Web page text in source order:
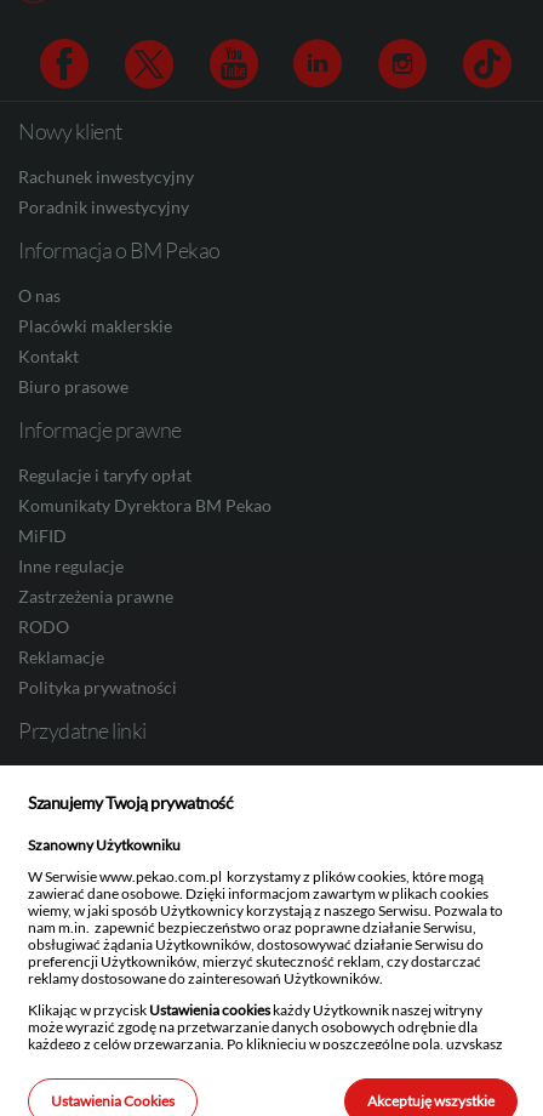
TRY
ILS
Facebook
Nowy klient
Rachunek inwestycyjny
Poradnik inwestycyjny
Informacja o BM Pekao
O nas
Placówki maklerskie
Kontakt
Biuro prasowe
Informacje prawne
Regulacje i taryfy opłat
Komunikaty Dyrektora BM Pekao
MiFID
Inne regulacje
Zastrzeżenia prawne
RODO
Reklamacje
Polityka prywatności
Przydatne linki
Obligacje Skarbowe
Pekao Investment Banking
Pekao TFI
Ustawienia newslettera
Warszawa, wpisany do rejestru przedsiębiorców w Sądzie Rejonowym dla m.st.
Warszawy w Warszawie, XIII Wydział Gospodarczy Krajowego Rejestru Sądowego,
KRS: 0000014843, NIP: 526-00-06-841, REGON: 000010205, wysokość kapitału
IBAN 1240.
Szanujemy Twoją prywatność
Szanowny Użytkowniku
W Serwisie www.pekao.com.pl korzystamy z plików cookies, które mogą
zawierać dane osobowe. Dzięki informacjom zawartym w plikach cookies
wiemy, w jaki sposób Użytkownicy korzystają z naszego Serwisu. Pozwala to
nam m.in. zapewnić bezpieczeństwo oraz poprawne działanie Serwisu,
obsługiwać żądania Użytkowników, dostosowywać działanie Serwisu do
preferencji Użytkowników, mierzyć skuteczność reklam, czy dostarczać
reklamy dostosowane do zainteresowań Użytkowników.
Klikając w przycisk Ustawienia cookieskażdy Użytkownik naszej witryny
może wyrazić zgodę na przetwarzanie danych osobowych odrębnie dla
każdego z celów przewarzania. Po kliknięciu w poszczególne pola, uzyskasz
przetwarzania oraz stosowanych technologii.
Szanujemy również prawo każdego Użytkownika do decydowania, czy
Ustawienia Cookies Akceptuję wszystkie